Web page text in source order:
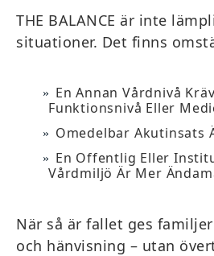
THE BALANCE är inte
situationer. Det finns
En Annan Vårdnivå
Funktionsnivå Eller
Omedelbar Akutinsats
En Offentlig Eller
Vårdmiljö Är Mer
När så är fallet ges
och hänvisning – utan